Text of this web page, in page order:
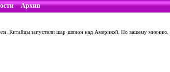
Архив
Китайцы запустили шар-шпион над Америкой. По вашему